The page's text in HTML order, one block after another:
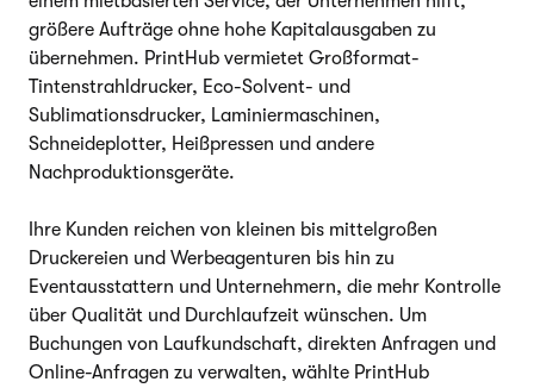
größere Aufträge ohne hohe Kapitalausgaben zu
übernehmen. PrintHub vermietet Großformat-
Tintenstrahldrucker, Eco-Solvent- und
Sublimationsdrucker, Laminiermaschinen,
Schneideplotter, Heißpressen und andere
Nachproduktionsgeräte.
Ihre Kunden reichen von kleinen bis mittelgroßen
Druckereien und Werbeagenturen bis hin zu
Eventausstattern und Unternehmern, die mehr Kontrolle
über Qualität und Durchlaufzeit wünschen. Um
Buchungen von Laufkundschaft, direkten Anfragen und
Online-Anfragen zu verwalten, wählte PrintHub